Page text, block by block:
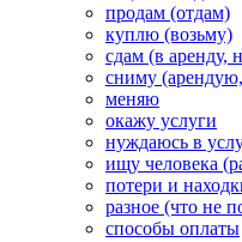
продам (отдам)
куплю (возьму)
сдам (в аренду,
сниму
меняю
окажу услуги
нуждаюсь в
ищу человека
потери и
разное (что не
способы оплаты